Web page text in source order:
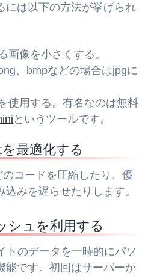
には以下の方法が挙げられ
画像を小さくする。
、bmpなどの場合はjpgに
使用する。有名なのは無料
というツールです。
最適化する
コードを圧縮したり、優
みを遅らせたりします。
シュを利用する
トのデータを一時的にパソ
能です。初回はサーバーか